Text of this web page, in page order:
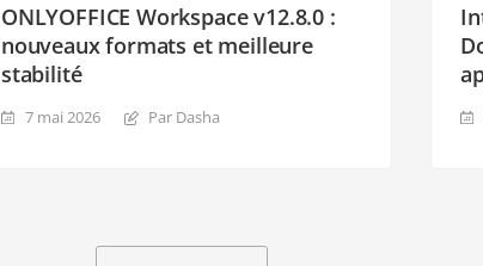
ONLYOFFICE Workspace v12.8.0 :
nouveaux formats et meilleure
stabilité
7 mai 2026 Par Dasha